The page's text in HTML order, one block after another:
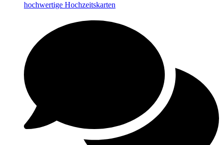
hochwertige Hochzeitskarten